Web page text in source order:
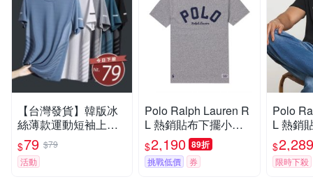
【台灣發貨】韓版冰
絲薄款運動短袖上衣
衣服 男裝 t恤 短袖t
恤 上衣【T671】
$79 $79
活動
Polo Ralph Lauren R
L 熱銷貼布下擺小馬
圖案短袖T恤-麻花深
灰色
$2,190 89折
挑戰低價 券
Polo
L 熱銷
圖案
$2,289
限時下殺